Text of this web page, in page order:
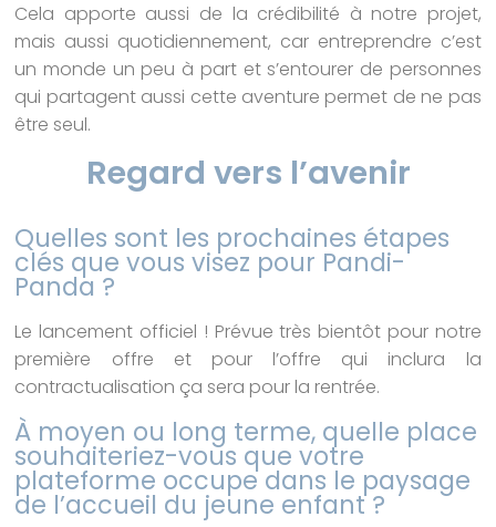
Cela apporte aussi de la crédibilité à notre projet,
mais aussi quotidiennement, car entreprendre c’est
un monde un peu à part et s’entourer de personnes
qui partagent aussi cette aventure permet de ne pas
être seul.
Regard vers l’avenir
Quelles sont les prochaines étapes
clés que vous visez pour Pandi-
Panda ?
Le lancement officiel ! Prévue très bientôt pour notre
première offre et pour l’offre qui inclura la
contractualisation ça sera pour la rentrée.
À moyen ou long terme, quelle place
souhaiteriez-vous que votre
plateforme occupe dans le paysage
de l’accueil du jeune enfant ?